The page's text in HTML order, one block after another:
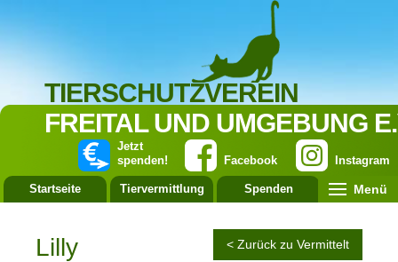
TIERSCHUTZVEREIN
FREITAL UND UMGEBUNG
Instagram
Facebook
Jetzt
spenden!
Startseite Tiervermittlung Spenden Menü
Lilly < Zurück zu Vermittelt